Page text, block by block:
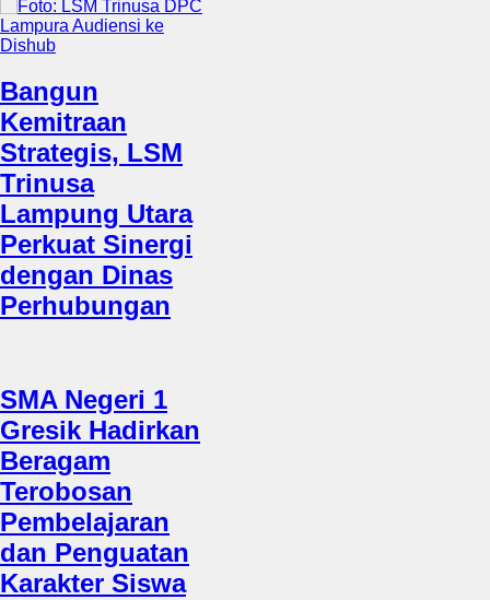
Bangun
Kemitraan
Strategis, LSM
Trinusa
Lampung Utara
Perkuat Sinergi
dengan Dinas
Perhubungan
SMA Negeri 1
Gresik Hadirkan
Beragam
Terobosan
Pembelajaran
dan Penguatan
Karakter Siswa